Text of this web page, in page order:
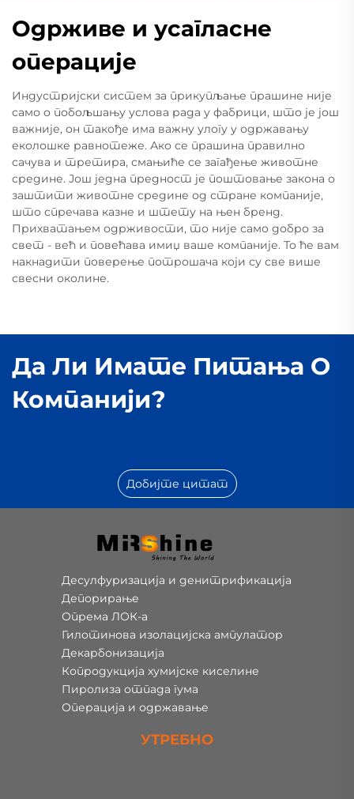
Одрживе и усагласне
операције
Индустријски систем за прикупљање прашине није
само о побољшању услова рада у фабрици, што је још
важније, он такође има важну улогу у одржавању
еколошке равнотеже. Ако се прашина правилно
сачува и третира, смањиће се загађење животне
средине. Још једна предност је поштовање закона о
заштити животне средине од стране компаније,
што спречава казне и штету на њен бренд.
Прихватањем одрживости, то није само добро за
свет - већ и повећава имиџ ваше компаније. То ће вам
накнадити поверење потрошача који су све више
свесни околине.
Да Ли Имате Питања О
Компанији?
Добијте цитат
Десулфуризација и денитрификација
Депорирање
Опрема ЛОК-а
Гилотинова изолацијска ампулатор
Декарбонизација
Копродукција хумијске киселине
Пиролиза отпада гума
Операција и одржавање
УТРЕБНО